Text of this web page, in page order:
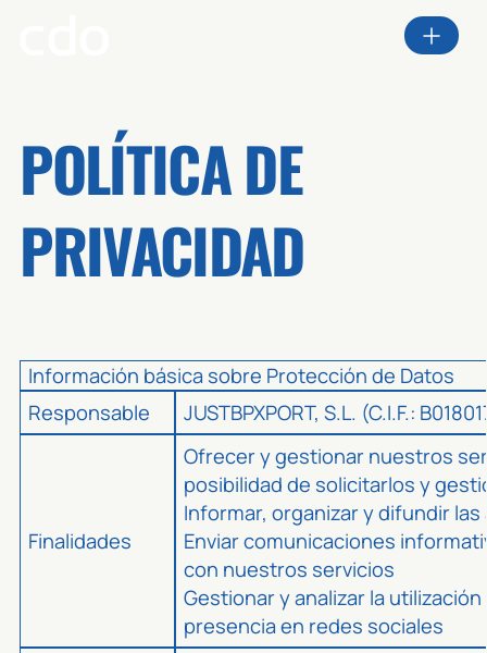
POLÍTICA DE
PRIVACIDAD
Información básica sobre Protección de Datos
Responsable
JUSTBPXPORT, S.L. (C.I.F.:
Finalidades
Ofrecer y gestionar nuestros
posibilidad de solicitarlos y
Informar, organizar y difundir las
Enviar comunicaciones
con nuestros servicios
Gestionar y analizar la
presencia en redes sociales